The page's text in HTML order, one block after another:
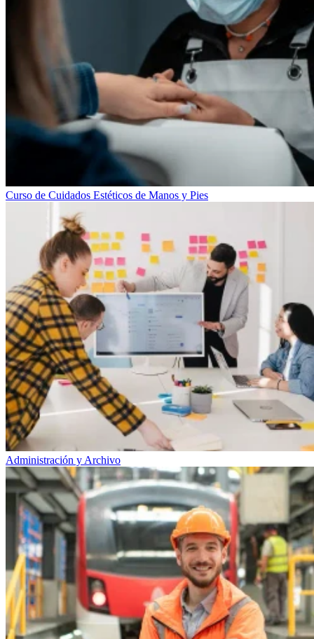
Curso de Cuidados Estéticos de Manos y Pies
Administración y Archivo